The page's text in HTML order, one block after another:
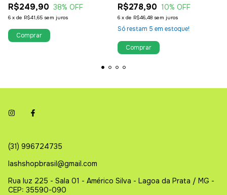
R$249,90 38% OFF
6 x de R$41,65 sem juros
Comprar
R$278,90 10% OFF
6 x de R$46,48 sem juros
Só restam 5 em estoque!
(31) 996724735
lashshopbrasil@gmail.com
Rua luz 225 - Sala 01 - Américo Silva - Lagoa da Prata / MG -
CEP: 35590-090